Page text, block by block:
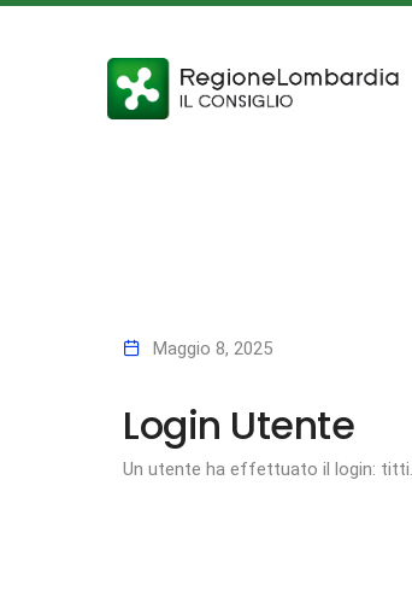
Maggio 8, 2025
Login Utente
Un utente ha effettuato il login: